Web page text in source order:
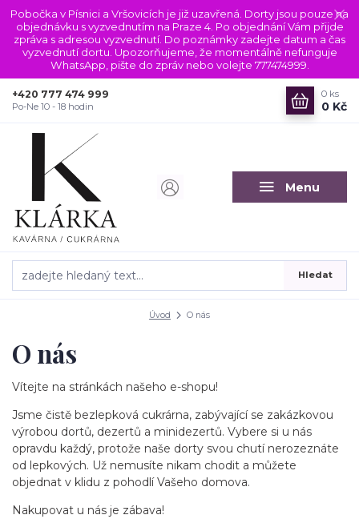
Pobočka v Písnici a Vršovicích je již uzavřená. Dorty jsou pouze na
objednávku s vyzvednutím na Praze 4. Po objednání Vám přijde
zpráva s adresou vyzvednutí. Do poznámky zadejte datum a čas
vyzvednutí dortu. Upozorňujeme, že momentálně nefunguje
WhatsApp, pište do zpráv nebo volejte 777474999.
Menu
Hledat
+420 777 474 999
Po-Ne 10 - 18 hodin
0 ks
0 Kč
Úvod O nás
O nás
Vítejte na stránkách našeho e-shopu!
Jsme čistě bezlepková cukrárna, zabývající se zakázkovou
výrobou dortů, dezertů a minidezertů. Vybere si u nás
opravdu každý, protože naše dorty svou chutí nerozeznáte
od lepkových. Už nemusíte nikam chodit a můžete
objednat v klidu z pohodlí Vašeho domova.
Nakupovat u nás je zábava!